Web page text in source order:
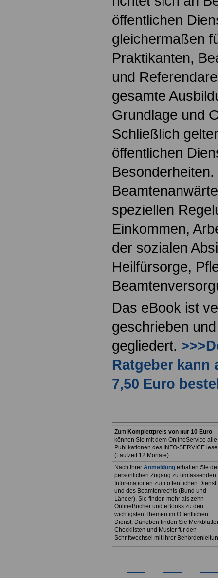
öffentlichen
gleichermaßen
Praktikanten,
und
gesamte
Grundlage und
Schließlich
öffentlichen
speziellen
Einkommen,
der sozialen
Heilfürsorge,
Das eBook ist
geschrieben
gegliedert.
Ratgeber kann
7,50 Euro
Zum Komplettpreis von nur 10 Euro
können Sie mit dem OnlineService alle
Publikationen des INFO-SERVICE
(Laufzeit 12 Monate)
Nach Ihrer Anmeldung erhalten Sie
persönlichen Zugang zu umfassenden
Infor-mationen zum öffentlichen Dienst
und des Beamtenrechts (Bund und
Länder). Sie finden mehr als zehn
OnlineBücher und eBooks zu den
wichtigsten Themen im Öffentlichen
Dienst. Daneben finden Sie
Checklisten und Muster für den
Schriftwechsel mit ihrer